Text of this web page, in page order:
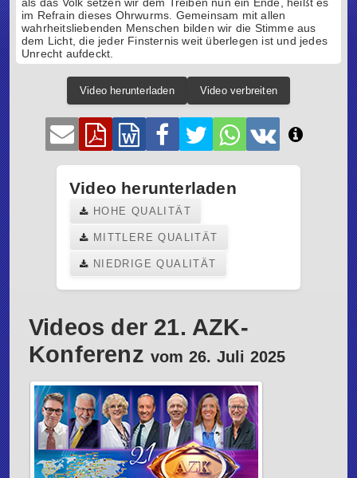
als das Volk setzen wir dem Treiben nun ein Ende, heißt es
im Refrain dieses Ohrwurms. Gemeinsam mit allen
wahrheitsliebenden Menschen bilden wir die Stimme aus
dem Licht, die jeder Finsternis weit überlegen ist und jedes
Unrecht aufdeckt.
Video herunterladen Video verbreiten
Video herunterladen
HOHE QUALITÄT
MITTLERE QUALITÄT
NIEDRIGE QUALITÄT
Videos der 21. AZK-
Konferenz vom 26. Juli 2025